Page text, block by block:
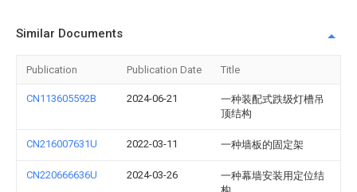
Similar Documents
Publication Publication Date Title
CN113605592B 2024-06-21
一种装配式跌级灯槽吊
顶结构
CN216007631U 2022-03-11 一种墙板的固定架
CN220666636U 2024-03-26
一种幕墙安装用定位结